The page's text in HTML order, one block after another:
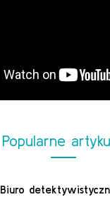
Popularne
Biuro